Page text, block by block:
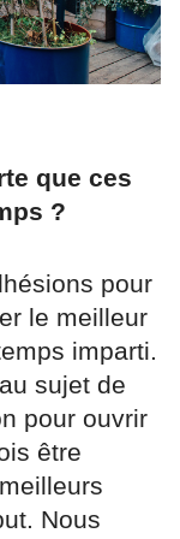
que ces
?
pour
le meilleur
imparti.
sujet de
pour ouvrir
être
Nous